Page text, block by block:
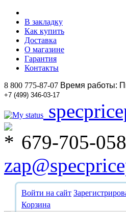
В закладку
Как купить
Доставка
О магазине
Гарантия
Контакты
8 800 775-87-07 Время работы:
+7 (499) 346-03-17
679-705-058
Войти на сайт
Корзина